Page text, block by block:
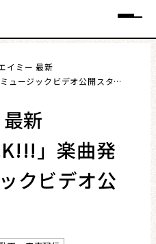
メニュー
語る
情報
ュー
イミー 最新
ュージックビデオ公開スター
新
」楽曲発
クビデオ公